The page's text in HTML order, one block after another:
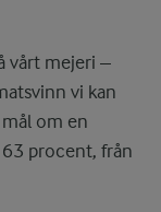
vårt mejeri –
vi kan
om en
63 procent, från